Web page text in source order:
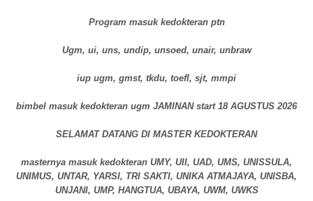
Program masuk kedokteran ptn
Ugm, ui, uns, undip, unsoed, unair, unbraw
iup ugm, gmst, tkdu, toefl, sjt, mmpi
bimbel masuk kedokteran ugm JAMINAN start 18 AGUSTUS 2026
SELAMAT DATANG DI MASTER KEDOKTERAN
masternya masuk kedokteran UMY, UII, UAD, UMS, UNISSULA,
UNIMUS, UNTAR, YARSI, TRI SAKTI, UNIKA ATMAJAYA, UNISBA,
UNJANI, UMP, HANGTUA, UBAYA, UWM, UWKS